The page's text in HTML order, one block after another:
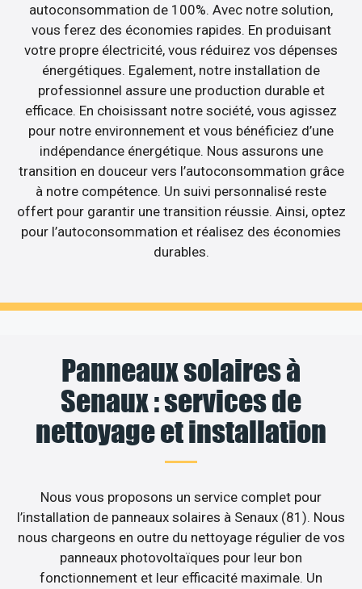
autoconsommation de 100%. Avec notre solution,
vous ferez des économies rapides. En produisant
votre propre électricité, vous réduirez vos dépenses
énergétiques. Egalement, notre installation de
professionnel assure une production durable et
efficace. En choisissant notre société, vous agissez
pour notre environnement et vous bénéficiez d’une
indépendance énergétique. Nous assurons une
transition en douceur vers l’autoconsommation grâce
à notre compétence. Un suivi personnalisé reste
offert pour garantir une transition réussie. Ainsi, optez
pour l’autoconsommation et réalisez des économies
durables.
Panneaux solaires à
Senaux : services de
nettoyage et installation
Nous vous proposons un service complet pour
l’installation de panneaux solaires à Senaux (81). Nous
nous chargeons en outre du nettoyage régulier de vos
panneaux photovoltaïques pour leur bon
fonctionnement et leur efficacité maximale. Un